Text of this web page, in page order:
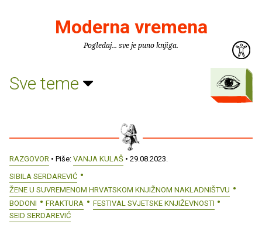
Moderna vremena
Pogledaj... sve je puno knjiga.
Sve teme
RAZGOVOR • Piše: VANJA KULAŠ • 29.08.2023.
SIBILA SERDAREVIĆ
ŽENE U SUVREMENOM HRVATSKOM KNJIŽNOM NAKLADNIŠTVU
BODONI
FRAKTURA
FESTIVAL SVJETSKE KNJIŽEVNOSTI
SEID SERDAREVIĆ